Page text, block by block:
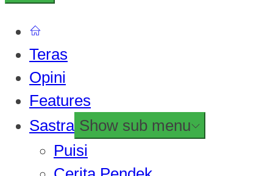
Teras
Opini
Features
Sastra Show sub menu
Puisi